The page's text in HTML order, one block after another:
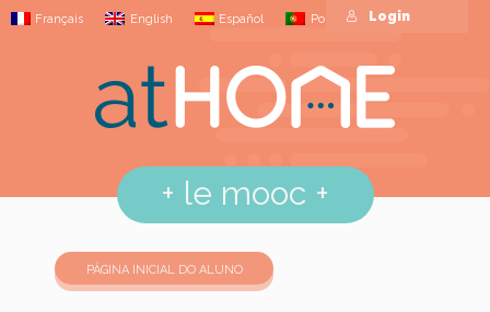
Français English Español Português
+ le mooc +
Login
PÁGINA INICIAL DO ALUNO